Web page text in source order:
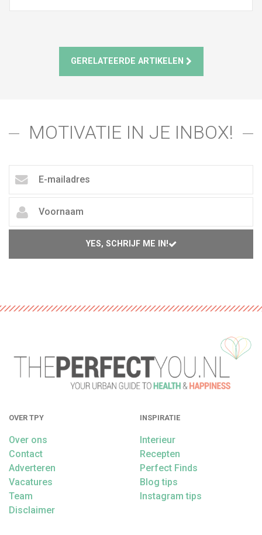
GERELATEERDE ARTIKELEN
MOTIVATIE IN JE INBOX!
YES, SCHRIJF ME IN!
OVER TPY
Over ons
Contact
Adverteren
Vacatures
Team
Disclaimer
INSPIRATIE
Interieur
Recepten
Perfect Finds
Blog tips
Instagram tips